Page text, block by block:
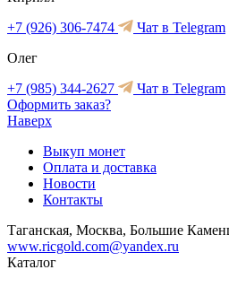
+7 (926) 306-7474
Чат в Telegram
Олег
+7 (985) 344-2627
Чат в Telegram
Оформить заказ?
Наверх
Выкуп монет
Оплата и доставка
Новости
Контакты
Таганская, Москва, Большие
www.ricgold.com@yandex.ru
Каталог